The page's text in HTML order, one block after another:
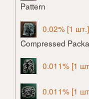
Pattern
0.02% [1 шт.]
Compressed
0.011% [1
0.011% [1